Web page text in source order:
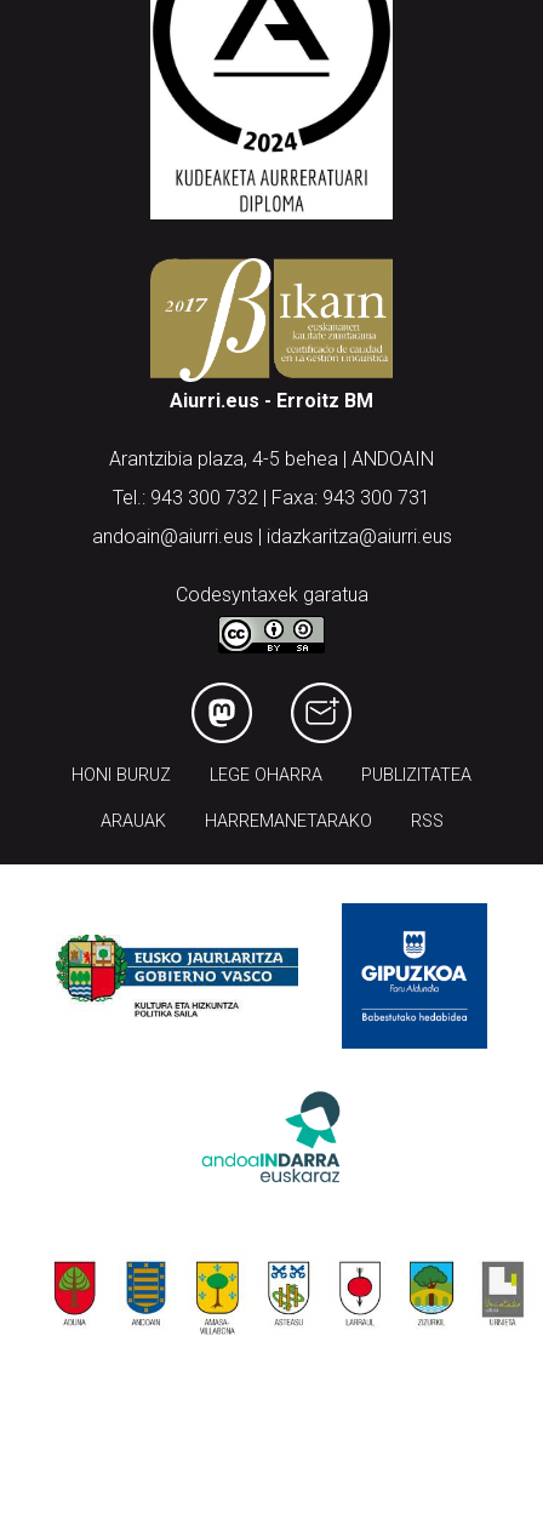
Aiurri.eus - Erroitz BM
Arantzibia plaza, 4-5 behea | ANDOAIN
Tel.: 943 300 732 | Faxa: 943 300 731
andoain@aiurri.eus | idazkaritza@aiurri.eus
Codesyntaxek garatua
HONI BURUZ LEGE OHARRA PUBLIZITATEA
ARAUAK HARREMANETARAKO RSS